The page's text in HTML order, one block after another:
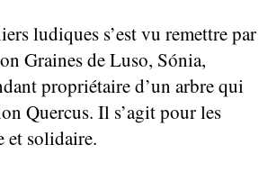
ludiques s’est vu remettre par
Graines de Luso, Sónia,
propriétaire d’un arbre qui
Quercus. Il s’agit pour les
et solidaire.